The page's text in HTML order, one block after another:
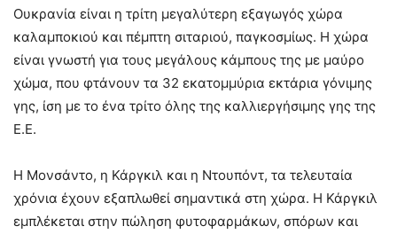
Ουκρανία είναι η τρίτη μεγαλύτερη εξαγωγός χώρα
καλαμποκιού και πέμπτη σιταριού, παγκοσμίως. Η χώρα
είναι γνωστή για τους μεγάλους κάμπους της με μαύρο
χώμα, που φτάνουν τα 32 εκατομμύρια εκτάρια γόνιμης
γης, ίση με το ένα τρίτο όλης της καλλιεργήσιμης γης της
Ε.Ε.
Η Μονσάντο, η Κάργκιλ και η Ντουπόντ, τα τελευταία
χρόνια έχουν εξαπλωθεί σημαντικά στη χώρα. Η Κάργκιλ
εμπλέκεται στην πώληση φυτοφαρμάκων, σπόρων και